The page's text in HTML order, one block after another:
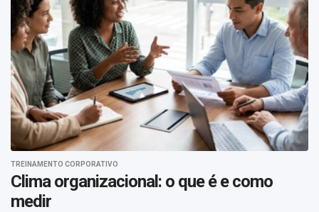
TREINAMENTO CORPORATIVO
Clima organizacional: o que é e como
medir